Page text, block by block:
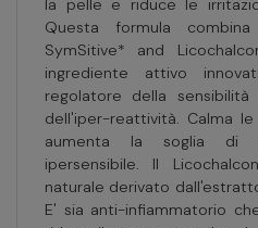
la pelle e riduce le
Questa formula
SymSitive* and
ingrediente attivo
regolatore della
dell'iper-reattività. Calma
aumenta la soglia di
ipersensibile. ll
naturale derivato
E' sia anti-infiammatorio